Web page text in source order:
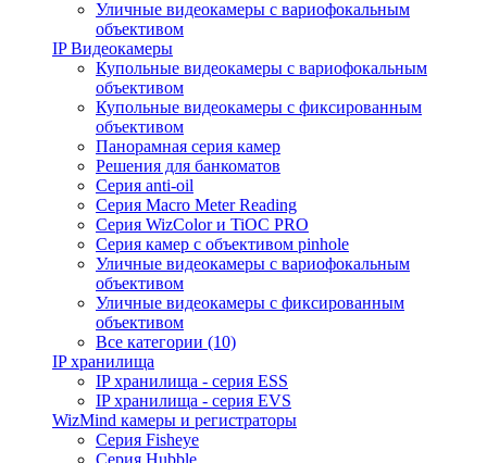
Уличные видеокамеры с вариофокальным
объективом
IP Видеокамеры
Купольные видеокамеры с вариофокальным
объективом
Купольные видеокамеры с фиксированным
объективом
Панорамная серия камер
Решения для банкоматов
Серия anti-oil
Серия Macro Meter Reading
Серия WizColor и TiOC PRO
Серия камер с объективом pinhole
Уличные видеокамеры с вариофокальным
объективом
Уличные видеокамеры с фиксированным
объективом
Все категории (10)
IP хранилища
IP хранилища - серия ESS
IP хранилища - серия EVS
WizMind камеры и регистраторы
Серия Fisheye
Серия Hubble